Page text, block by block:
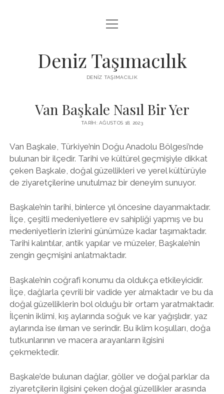
IGTV BEĞENI KASMA PARASIZ
SAYFA LISTESI
TWITTER PROFIL RESMI NASIL DEĞIŞTIRILIR
menüyü
aç
Deniz Taşımacılık
DENIZ TAŞIMACILIK
Van Başkale Nasıl Bir Yer
TARIH: AĞUSTOS 18, 2023
Van Başkale, Türkiye’nin Doğu Anadolu Bölgesi’nde
bulunan bir ilçedir. Tarihi ve kültürel geçmişiyle dikkat
çeken Başkale, doğal güzellikleri ve yerel kültürüyle
de ziyaretçilerine unutulmaz bir deneyim sunuyor.
Başkale’nin tarihi, binlerce yıl öncesine dayanmaktadır.
İlçe, çeşitli medeniyetlere ev sahipliği yapmış ve bu
medeniyetlerin izlerini günümüze kadar taşımaktadır.
Tarihi kalıntılar, antik yapılar ve müzeler, Başkale’nin
zengin geçmişini anlatmaktadır.
Başkale’nin coğrafi konumu da oldukça etkileyicidir.
İlçe, dağlarla çevrili bir vadide yer almaktadır ve bu da
doğal güzelliklerin bol olduğu bir ortam yaratmaktadır.
İlçenin iklimi, kış aylarında soğuk ve kar yağışlıdır, yaz
aylarında ise ılıman ve serindir. Bu iklim koşulları, doğa
tutkunlarının ve macera arayanların ilgisini
çekmektedir.
Başkale’de bulunan dağlar, göller ve doğal parklar da
ziyaretçilerin ilgisini çeken doğal güzellikler arasında